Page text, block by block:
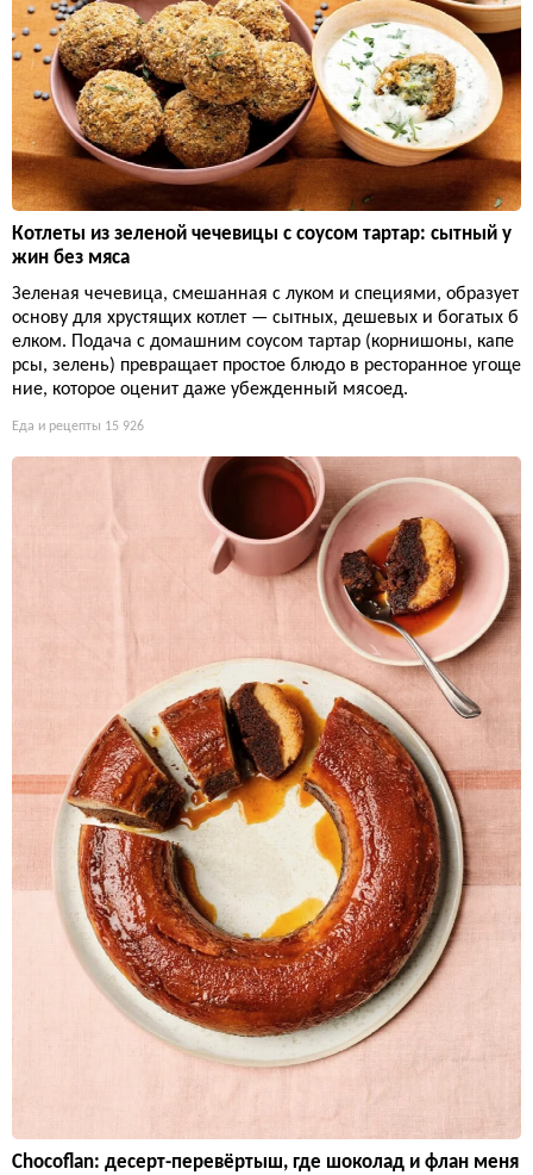
Котлеты из зеленой чечевицы с соусом тартар: сытный у
жин без мяса
Зеленая чечевица, смешанная с луком и специями, образует
основу для хрустящих котлет — сытных, дешевых и богатых б
елком. Подача с домашним соусом тартар (корнишоны, капе
рсы, зелень) превращает простое блюдо в ресторанное угоще
ние, которое оценит даже убежденный мясоед.
Еда и рецепты 15 926
Chocoflan: десерт-перевёртыш, где шоколад и флан меня